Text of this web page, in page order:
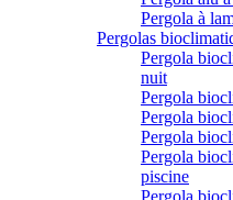
Pergola à
Pergolas
Pergola
nuit
Pergola
Pergola
Pergola
Pergola
piscine
Pergola